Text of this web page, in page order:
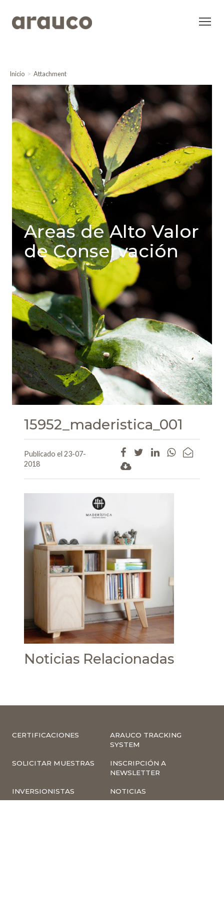
Inicio Attachment
Areas de Alto Valor
de Conservación
15952_maderistica_001
Publicado el 23-07-
2018
Noticias Relacionadas
CERTIFICACIONES
ARAUCO TRACKING
SYSTEM
SOLICITAR MUESTRAS
INSCRIPCIÓN A
NEWSLETTER
INVERSIONISTAS NOTICIAS